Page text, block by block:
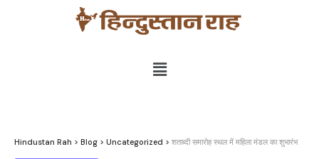
Hindustan Rah > Blog > Uncategorized > शताब्दी समारोह स्थल में महिला मंडल का शुभारंभ